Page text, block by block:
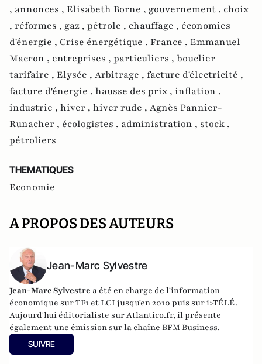
, annonces , Elisabeth Borne , gouvernement , choix
, réformes , gaz , pétrole , chauffage , économies
d'énergie , Crise énergétique , France , Emmanuel
Macron , entreprises , particuliers , bouclier
tarifaire , Elysée , Arbitrage , facture d'électricité ,
facture d'énergie , hausse des prix , inflation ,
industrie , hiver , hiver rude , Agnès Pannier-
Runacher , écologistes , administration , stock ,
pétroliers
THEMATIQUES
Economie
A PROPOS DES AUTEURS
Jean-Marc Sylvestre
Jean-Marc Sylvestre a été en charge de l'information
économique sur TF1 et LCI jusqu'en 2010 puis sur i>TÉLÉ.
Aujourd'hui éditorialiste sur Atlantico.fr, il présente
également une émission sur la chaîne BFM Business.
SUIVRE